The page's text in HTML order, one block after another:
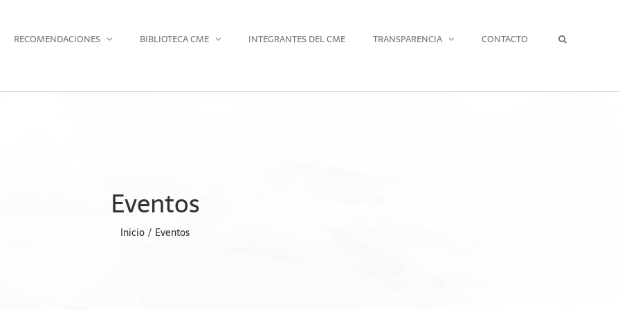
RECOMENDACIONES BIBLIOTECA CME INTEGRANTES DEL CME TRANSPARENCIA CONTACTO
Eventos
Inicio Eventos